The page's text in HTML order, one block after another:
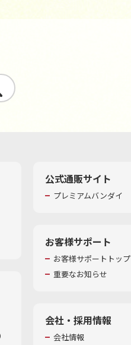
公式通販サイト
プレミアムバンダイ
お客様サポート
お客様サポートトップ
重要なお知らせ
会社・採用情報
会社情報